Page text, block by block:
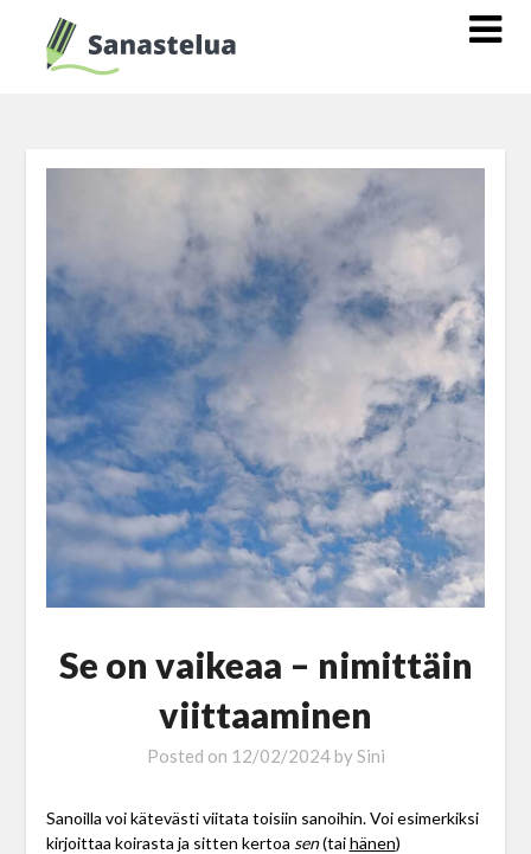
Se on vaikeaa – nimittäin
viittaaminen
Posted on 12/02/2024by Sini
Sanoilla voi kätevästi viitata toisiin sanoihin. Voi esimerkiksi
kirjoittaa koirasta ja sitten kertoa sen(taihänen)